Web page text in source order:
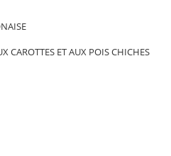
CAROTTES ET AUX POIS CHICHES